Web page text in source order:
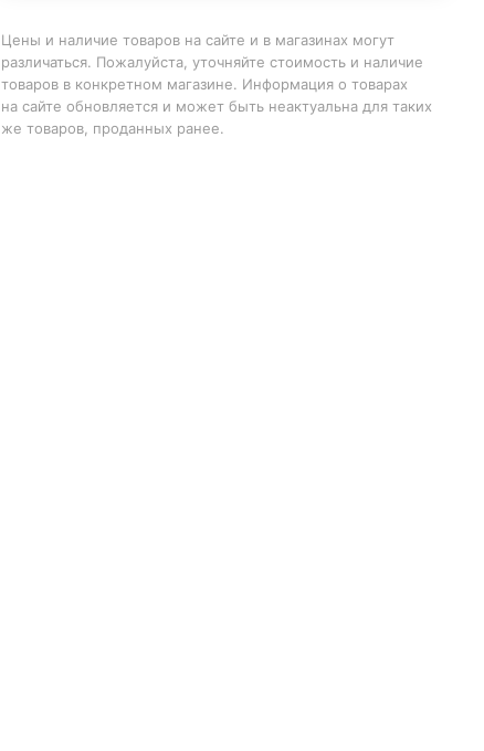
Цены и наличие товаров на сайте и в магазинах могут
различаться. Пожалуйста, уточняйте стоимость и наличие
товаров в конкретном магазине. Информация о товарах
на сайте обновляется и может быть неактуальна для таких
же товаров, проданных ранее.